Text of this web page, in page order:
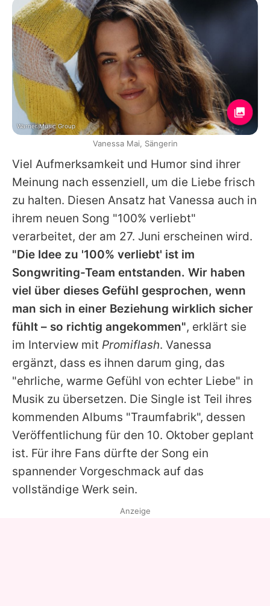
Viel Aufmerksamkeit und Humor sind ihrer
Meinung nach essenziell, um die Liebe frisch
zu halten. Diesen Ansatz hat Vanessa auch in
ihrem neuen Song "100% verliebt"
verarbeitet, der am 27. Juni erscheinen wird.
"Die Idee zu '100% verliebt' ist im
Songwriting-Team entstanden. Wir haben
viel über dieses Gefühl gesprochen, wenn
man sich in einer Beziehung wirklich sicher
fühlt – so richtig angekommen", erklärt sie
im Interview mit Promiflash. Vanessa
ergänzt, dass es ihnen darum ging, das
"ehrliche, warme Gefühl von echter Liebe" in
Musik zu übersetzen. Die Single ist Teil ihres
kommenden Albums "Traumfabrik", dessen
Veröffentlichung für den 10. Oktober geplant
ist. Für ihre Fans dürfte der Song ein
spannender Vorgeschmack auf das
vollständige Werk sein.
Warner Music Group
Vanessa Mai, Sängerin
Anzeige